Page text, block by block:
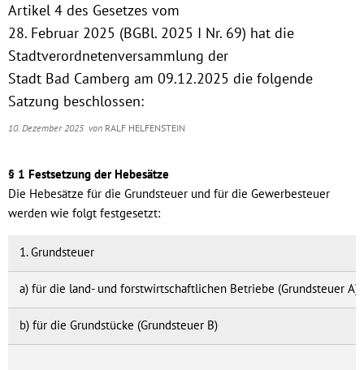
Artikel 4 des Gesetzes vom
28. Februar 2025 (BGBl. 2025 I Nr. 69) hat die
Stadtverordnetenversammlung der
Stadt Bad Camberg am 09.12.2025 die folgende
Satzung beschlossen:
10. Dezember 2025 von RALF HELFENSTEIN
§ 1 Festsetzung der Hebesätze
Die Hebesätze für die Grundsteuer und für die Gewerbesteuer
werden wie folgt festgesetzt:
1. Grundsteuer
a) für die land- und forstwirtschaftlichen Betriebe (Grundsteuer A)
b) für die Grundstücke (Grundsteuer B)